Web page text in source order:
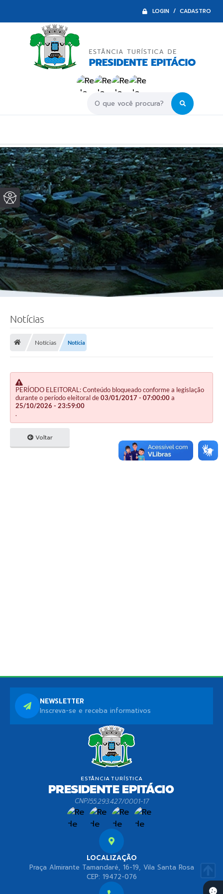
LOGIN / CADASTRO
Notícias
Notícias Notícia
PERÍODO ELEITORAL: Conteúdo bloqueado conforme a legislação
durante o período eleitoral de03/01/2017 - 07:00:00a
25/10/2026 - 23:59:00
.
Voltar
LOCALIZAÇÃO
Praça Almirante Tamandaré, 16-19, Vila Santa Rosa
CEP: 19472-076
CNPJ55.293.427/0001-17
NEWSLETTER
Inscreva-se e receba informativos